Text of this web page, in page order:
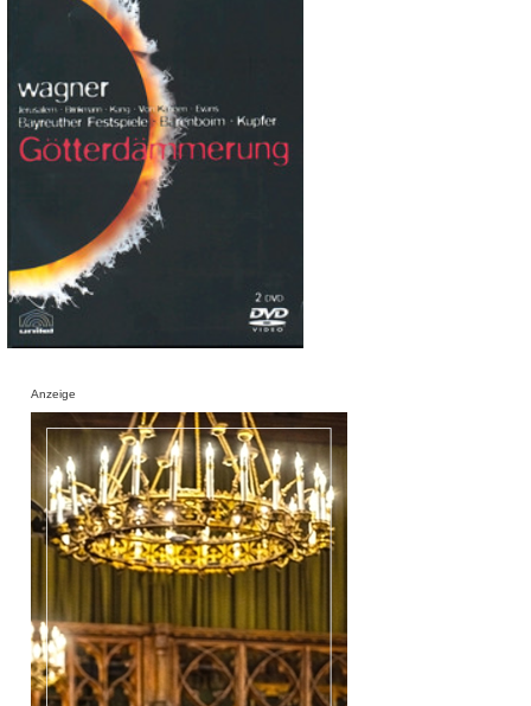
Anzeige